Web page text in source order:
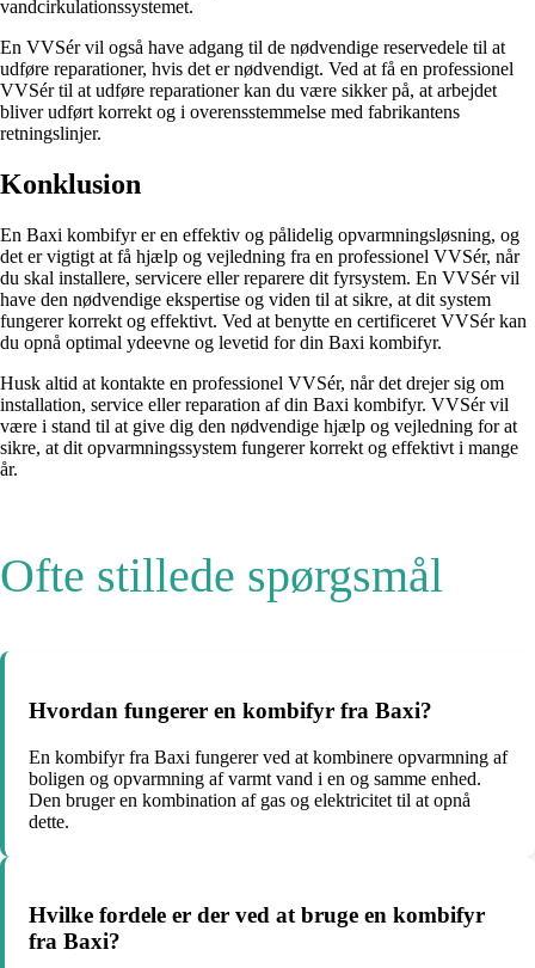
vandcirkulationssystemet.
En VVSér vil også have adgang til de nødvendige reservedele til at
udføre reparationer, hvis det er nødvendigt. Ved at få en professionel
VVSér til at udføre reparationer kan du være sikker på, at arbejdet
bliver udført korrekt og i overensstemmelse med fabrikantens
retningslinjer.
Konklusion
En Baxi kombifyr er en effektiv og pålidelig opvarmningsløsning, og
det er vigtigt at få hjælp og vejledning fra en professionel VVSér, når
du skal installere, servicere eller reparere dit fyrsystem. En VVSér vil
have den nødvendige ekspertise og viden til at sikre, at dit system
fungerer korrekt og effektivt. Ved at benytte en certificeret VVSér kan
du opnå optimal ydeevne og levetid for din Baxi kombifyr.
Husk altid at kontakte en professionel VVSér, når det drejer sig om
installation, service eller reparation af din Baxi kombifyr. VVSér vil
være i stand til at give dig den nødvendige hjælp og vejledning for at
sikre, at dit opvarmningssystem fungerer korrekt og effektivt i mange
år.
Ofte stillede spørgsmål
Hvordan fungerer en kombifyr fra Baxi?
En kombifyr fra Baxi fungerer ved at kombinere opvarmning af
boligen og opvarmning af varmt vand i en og samme enhed.
Den bruger en kombination af gas og elektricitet til at opnå
dette.
Hvilke fordele er der ved at bruge en kombifyr
fra Baxi?